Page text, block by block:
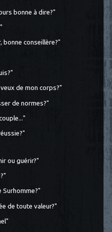
bonne à dire?"
bonne conseillère?"
de mon corps?"
de normes?"
ou guérir?"
Surhomme?"
de toute valeur?"